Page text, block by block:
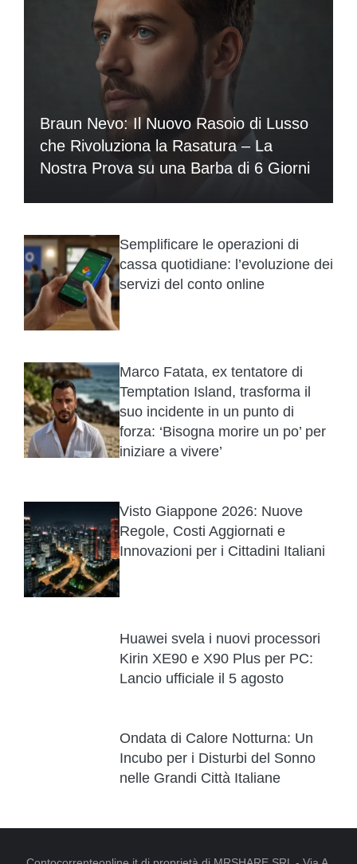
Braun Nevo: Il Nuovo Rasoio di Lusso
che Rivoluziona la Rasatura – La
Nostra Prova su una Barba di 6 Giorni
Semplificare le operazioni di
cassa quotidiane: l’evoluzione dei
servizi del conto online
Marco Fatata, ex tentatore di
Temptation Island, trasforma il
suo incidente in un punto di
forza: ‘Bisogna morire un po’ per
iniziare a vivere’
Visto Giappone 2026: Nuove
Regole, Costi Aggiornati e
Innovazioni per i Cittadini Italiani
Huawei svela i nuovi processori
Kirin XE90 e X90 Plus per PC:
Lancio ufficiale il 5 agosto
Ondata di Calore Notturna: Un
Incubo per i Disturbi del Sonno
nelle Grandi Città Italiane